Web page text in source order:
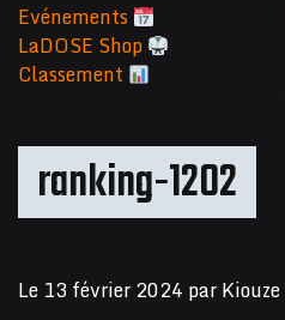
ranking-1202
Le 13 février 2024 parKiouze
Evénements
LaDOSE Shop
Classement